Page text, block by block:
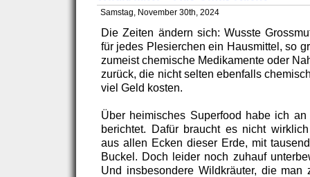
Samstag, November 30th, 2024
Die Zeiten ändern sich: Wusste
für jedes Plesierchen ein Hausmittel, so
zumeist chemische Medikamente oder
zurück, die nicht selten ebenfalls
viel Geld kosten.
Über heimisches Superfood habe ich
berichtet. Dafür braucht es nicht
aus allen Ecken dieser Erde, mit
Buckel. Doch leider noch zuhauf
Und insbesondere Wildkräuter, die man